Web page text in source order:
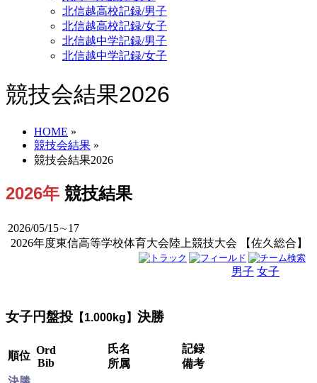
北信越高校記録/男子
北信越高校記録/女子
北信越中学記録/男子
北信越中学記録/女子
競技会結果2026
HOME »
競技会結果 »
競技会結果2026
2026年 競技結果
2026/05/15∼17
2026年度東信高等学校体育大会陸上競技大会 【佐久総合】
男子 女子
女子円盤投 【1.000kg】 決勝
順位 Ord
Bib
氏名
所属
記録
備考